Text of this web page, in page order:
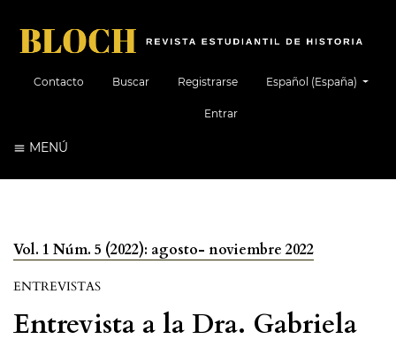
Contacto Buscar Registrarse
Entrar
Español (España)
MENÚ
Vol. 1 Núm. 5 (2022): agosto- noviembre 2022
ENTREVISTAS
Entrevista a la Dra. Gabriela